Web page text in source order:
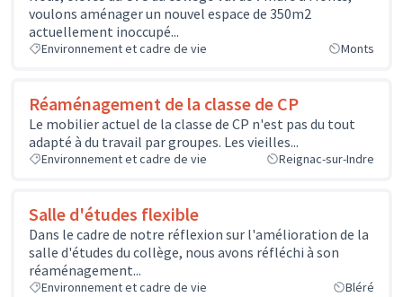
voulons aménager un nouvel espace de 350m2
actuellement inoccupé...
Environnement et cadre de vie Monts
Réaménagement de la classe de CP
Le mobilier actuel de la classe de CP n'est pas du tout
adapté à du travail par groupes. Les vieilles...
Environnement et cadre de vie Reignac-sur-Indre
Salle d'études flexible
Dans le cadre de notre réflexion sur l'amélioration de la
salle d'études du collège, nous avons réfléchi à son
réaménagement...
Environnement et cadre de vie Bléré